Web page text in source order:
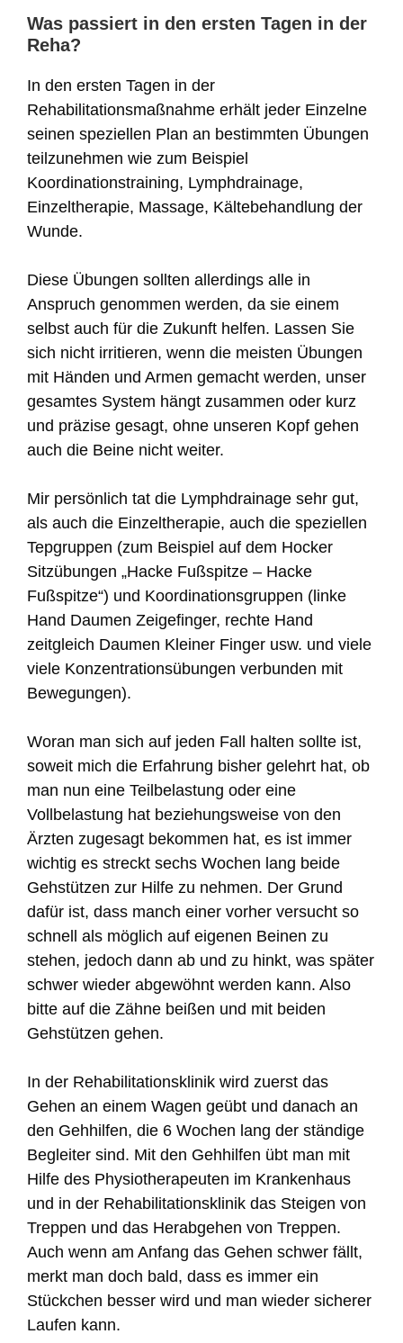
Was passiert in den ersten Tagen in der
Reha?
In den ersten Tagen in der
Rehabilitationsmaßnahme erhält jeder Einzelne
seinen speziellen Plan an bestimmten Übungen
teilzunehmen wie zum Beispiel
Koordinationstraining, Lymphdrainage,
Einzeltherapie, Massage, Kältebehandlung der
Wunde.
Diese Übungen sollten allerdings alle in
Anspruch genommen werden, da sie einem
selbst auch für die Zukunft helfen. Lassen Sie
sich nicht irritieren, wenn die meisten Übungen
mit Händen und Armen gemacht werden, unser
gesamtes System hängt zusammen oder kurz
und präzise gesagt, ohne unseren Kopf gehen
auch die Beine nicht weiter.
Mir persönlich tat die Lymphdrainage sehr gut,
als auch die Einzeltherapie, auch die speziellen
Tepgruppen (zum Beispiel auf dem Hocker
Sitzübungen „Hacke Fußspitze – Hacke
Fußspitze“) und Koordinationsgruppen (linke
Hand Daumen Zeigefinger, rechte Hand
zeitgleich Daumen Kleiner Finger usw. und viele
viele Konzentrationsübungen verbunden mit
Bewegungen).
Woran man sich auf jeden Fall halten sollte ist,
soweit mich die Erfahrung bisher gelehrt hat, ob
man nun eine Teilbelastung oder eine
Vollbelastung hat beziehungsweise von den
Ärzten zugesagt bekommen hat, es ist immer
wichtig es streckt sechs Wochen lang beide
Gehstützen zur Hilfe zu nehmen. Der Grund
dafür ist, dass manch einer vorher versucht so
schnell als möglich auf eigenen Beinen zu
stehen, jedoch dann ab und zu hinkt, was später
schwer wieder abgewöhnt werden kann. Also
bitte auf die Zähne beißen und mit beiden
Gehstützen gehen.
In der Rehabilitationsklinik wird zuerst das
Gehen an einem Wagen geübt und danach an
den Gehhilfen, die 6 Wochen lang der ständige
Begleiter sind. Mit den Gehhilfen übt man mit
Hilfe des Physiotherapeuten im Krankenhaus
und in der Rehabilitationsklinik das Steigen von
Treppen und das Herabgehen von Treppen.
Auch wenn am Anfang das Gehen schwer fällt,
merkt man doch bald, dass es immer ein
Stückchen besser wird und man wieder sicherer
Laufen kann.